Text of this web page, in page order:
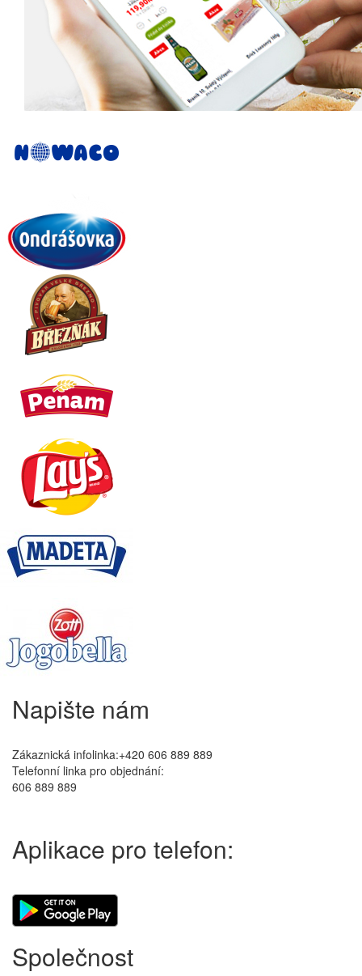
Napište nám
Zákaznická infolinka:+420 606 889 889
Telefonní linka pro objednání:
606 889 889
Aplikace pro telefon:
Společnost